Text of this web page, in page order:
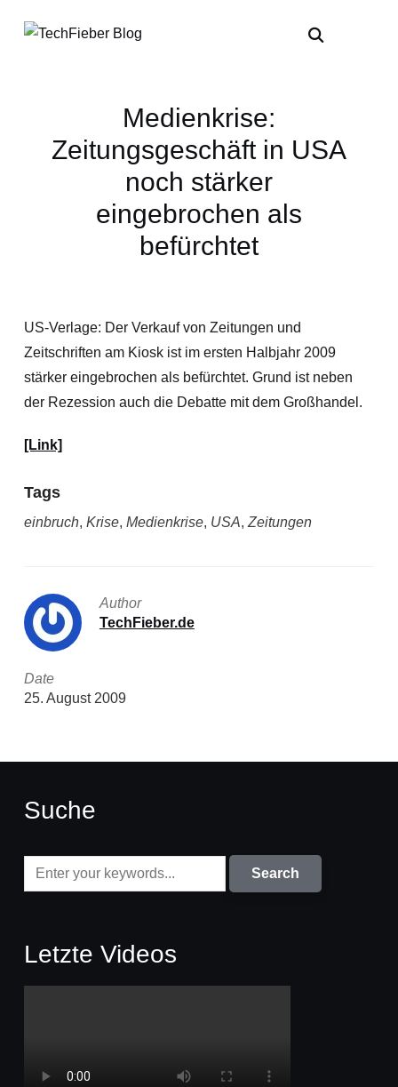
Medienkrise:
Zeitungsgeschäft in USA
noch stärker
eingebrochen als
befürchtet
US-Verlage: Der Verkauf von Zeitungen und
Zeitschriften am Kiosk ist im ersten Halbjahr 2009
stärker eingebrochen als befürchtet. Grund ist neben
der Rezession auch die Debatte mit dem Großhandel.
[Link]
Tags
einbruch, Krise, Medienkrise, USA, Zeitungen
Author
TechFieber.de
Date
25. August 2009
Suche
Letzte Videos